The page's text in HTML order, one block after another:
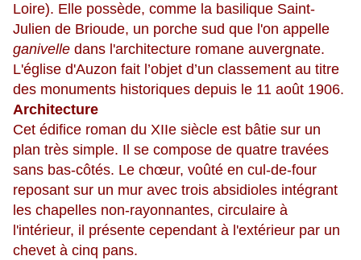
Loire). Elle possède, comme la basilique Saint-
Julien de Brioude, un porche sud que l'on appelle
ganivelle dans l'architecture romane auvergnate.
L'église d'Auzon fait l’objet d’un classement au titre
des monuments historiques depuis le 11 août 1906.
Architecture
Cet édifice roman du XIIe siècle est bâtie sur un
plan très simple. Il se compose de quatre travées
sans bas-côtés. Le chœur, voûté en cul-de-four
reposant sur un mur avec trois absidioles intégrant
les chapelles non-rayonnantes, circulaire à
l'intérieur, il présente cependant à l'extérieur par un
chevet à cinq pans.